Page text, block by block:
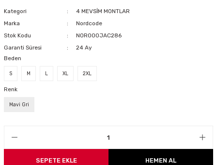
Kategori
4 MEVSİM MONTLAR
Marka
Nordcode
Stok Kodu
NOR000JAC286
Garanti Süresi
24 Ay
Beden
S M L XL 2XL
Renk
Mavi Gri
SEPETE EKLE HEMEN AL